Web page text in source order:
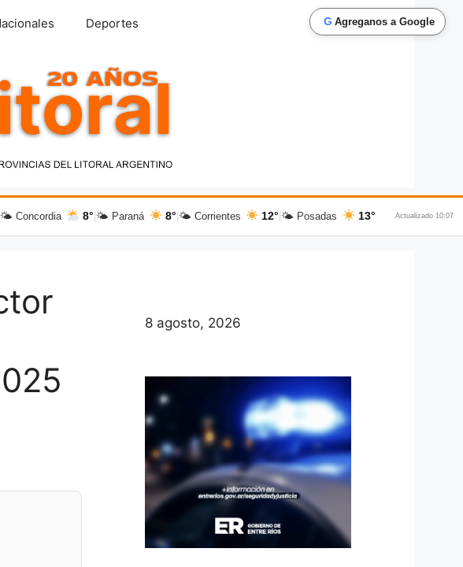
G Agreganos a Google
Deportes
🌤 Concordia 8° 🌤 Paraná 8° 🌤 Corrientes 12° 🌤 Posadas 13° Actualizado 10:07
8 agosto, 2026